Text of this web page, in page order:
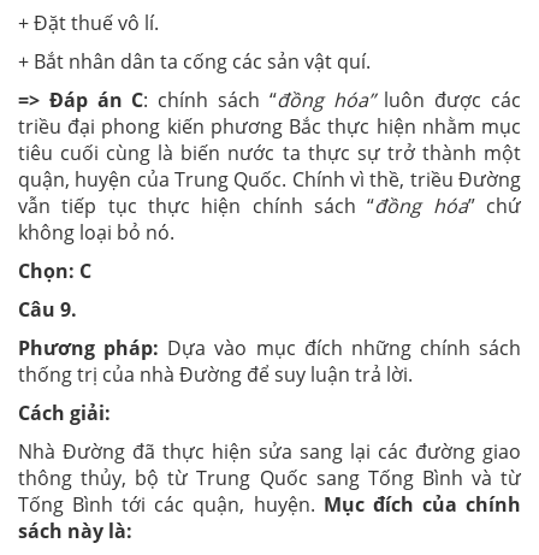
+ Đặt thuế vô lí.
+ Bắt nhân dân ta cống các sản vật quí.
=> Đáp án C: chính sách “đồng hóa”luôn được các
triều đại phong kiến phương Bắc thực hiện nhằm mục
tiêu cuối cùng là biến nước ta thực sự trở thành một
quận, huyện của Trung Quốc. Chính vì thề, triều Đường
vẫn tiếp tục thực hiện chính sách “đồng hóa” chứ
không loại bỏ nó.
Chọn: C
Câu 9.
Phương pháp: Dựa vào mục đích những chính sách
thống trị của nhà Đường để suy luận trả lời.
Cách giải:
Nhà Đường đã thực hiện sửa sang lại các đường giao
thông thủy, bộ từ Trung Quốc sang Tống Bình và từ
Tống Bình tới các quận, huyện. Mục đích của chính
sách này là: